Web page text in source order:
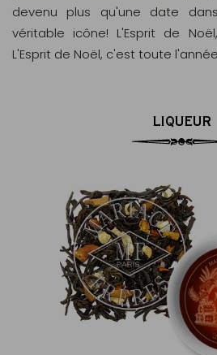
devenu plus qu'une date
véritable icône! L'Esprit de
L'Esprit de Noël, c'est toute
LIQUEUR